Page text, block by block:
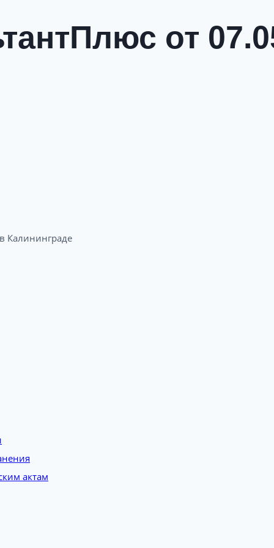
от
Калининграде​
актам